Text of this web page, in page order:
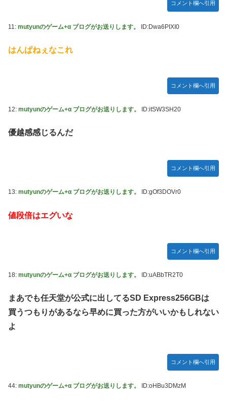
コメント欄へ引用
11: mutyunのゲーム+α ブログがお送りします。 ID:Dwa6PIXI0
はんぱねぇなこれ
コメント欄へ引用
12: mutyunのゲーム+α ブログがお送りします。 ID:itSW3SH20
優越感感じるんだ
コメント欄へ引用
13: mutyunのゲーム+α ブログがお送りします。 ID:gOf3DOVr0
値段倍はエグいな
コメント欄へ引用
18: mutyunのゲーム+α ブログがお送りします。 ID:uABbTR2T0
まあでも任天堂が公式に出してるSD Express256GBは
買うつもりがあるなら早めに買った方がいいかもしれない
よ
コメント欄へ引用
44: mutyunのゲーム+α ブログがお送りします。 ID:oHBu3DMzM